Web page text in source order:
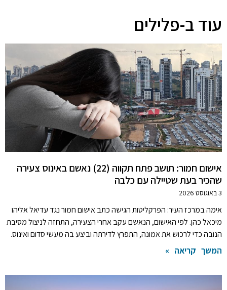
עוד ב-פלילים
אישום חמור: תושב פתח תקווה (22) נאשם באינוס צעירה
שהכיר בעת שטיילה עם כלבה
3 באוגוסט 2026
אימה במרכז העיר: הפרקליטות הגישה כתב אישום חמור נגד עדיאל אליהו
מיכאל כהן. לפי האישום, הנאשם עקב אחרי הצעירה, התחזה לניצול מסיבת
הנובה כדי לרכוש את אמונה, התפרץ לדירתה וביצע בה מעשי סדום ואינוס.
המשך קריאה »